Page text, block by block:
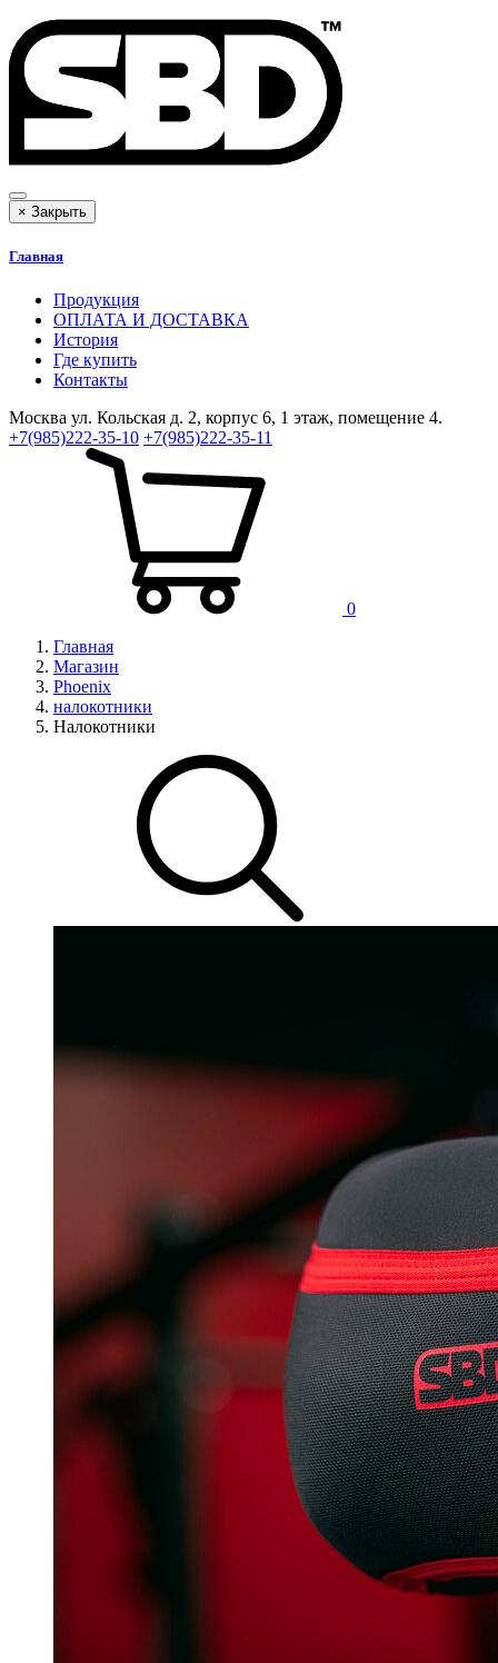
× Закрыть
Главная
Продукция
ОПЛАТА И ДОСТАВКА
История
Где купить
Контакты
Москва ул. Кольская д. 2, корпус 6, 1 этаж, помещение 4.
+7(985)222-35-10 +7(985)222-35-11
0
Главная
Магазин
Phoenix
налокотники
Налокотники